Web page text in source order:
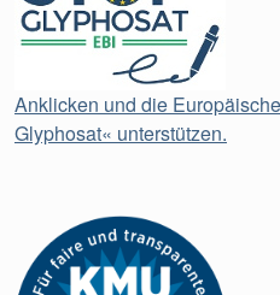
Anklicken und die
Glyphosat« unterstützen.